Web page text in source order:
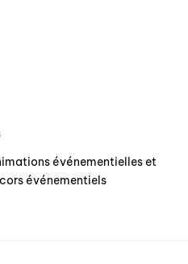
événementielles et
événementiels